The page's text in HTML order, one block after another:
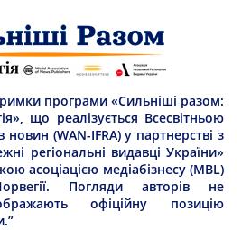
програми «Сильніші разом:
що реалізується Всесвітньою
новин (WAN-IFRA) у партнерстві з
регіональні видавці України»
асоціацією медіабізнесу (MBL)
Погляди авторів не
офіційну позицію